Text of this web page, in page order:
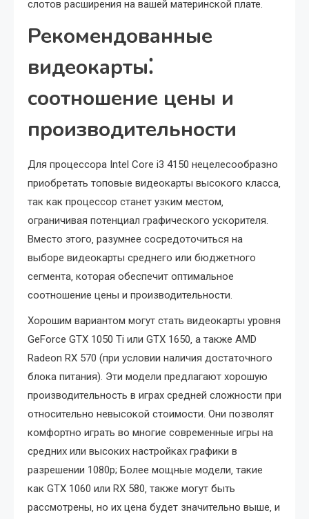
слотов расширения на вашей материнской плате.
Рекомендованные
видеокарты⁚
соотношение цены и
производительности
Для процессора Intel Core i3 4150 нецелесообразно
приобретать топовые видеокарты высокого класса‚
так как процессор станет узким местом‚
ограничивая потенциал графического ускорителя.
Вместо этого‚ разумнее сосредоточиться на
выборе видеокарты среднего или бюджетного
сегмента‚ которая обеспечит оптимальное
соотношение цены и производительности.
Хорошим вариантом могут стать видеокарты уровня
GeForce GTX 1050 Ti или GTX 1650‚ а также AMD
Radeon RX 570 (при условии наличия достаточного
блока питания). Эти модели предлагают хорошую
производительность в играх средней сложности при
относительно невысокой стоимости. Они позволят
комфортно играть во многие современные игры на
средних или высоких настройках графики в
разрешении 1080p; Более мощные модели‚ такие
как GTX 1060 или RX 580‚ также могут быть
рассмотрены‚ но их цена будет значительно выше‚ и